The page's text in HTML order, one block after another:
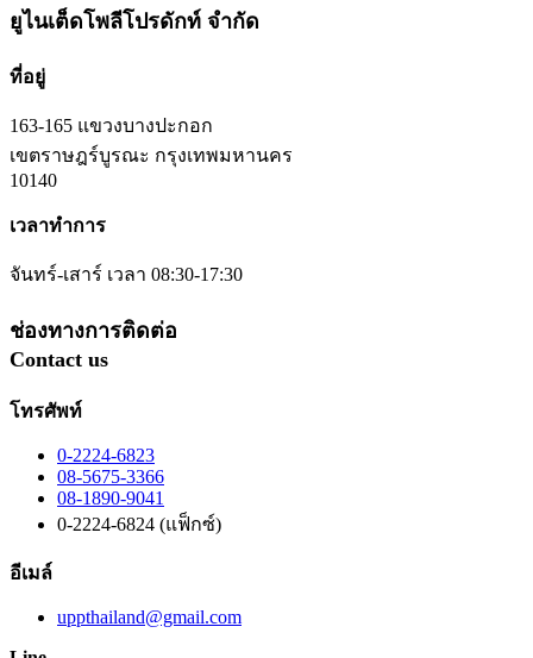
ยูไนเต็ดโพลีโปรดักท์ จำกัด
ที่อยู่
163-165 แขวงบางปะกอก
เขตราษฎร์บูรณะ กรุงเทพมหานคร
10140
เวลาทำการ
จันทร์-เสาร์ เวลา 08:30-17:30
ช่องทางการติดต่อ
Contact us
โทรศัพท์
0-2224-6823
08-5675-3366
08-1890-9041
0-2224-6824 (แฟ็กซ์)
อีเมล์
uppthailand@gmail.com